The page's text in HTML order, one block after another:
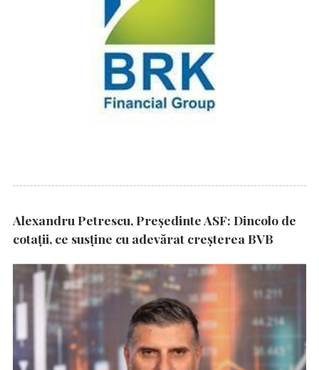
Alexandru Petrescu, Președinte ASF: Dincolo de
cotații, ce susține cu adevărat creșterea BVB